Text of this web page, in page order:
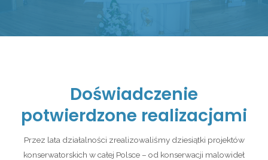
Doświadczenie
potwierdzone realizacjami
Przez lata działalności zrealizowaliśmy dziesiątki projektów
konserwatorskich w całej Polsce – od konserwacji malowideł